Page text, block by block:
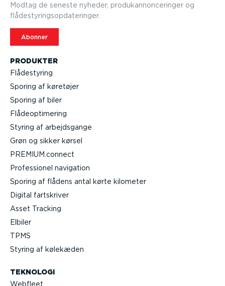
PRODUKTER
Flådestyring
Sporing af køretøjer
Sporing af biler
Flåde­op­ti­mering
Styring af arbejds­gange
Grøn og sikker kørsel
PREMIUM.connect
Profes­sionel navigation
Sporing af flådens antal kørte kilometer
Digital fartskriver
Asset Tracking
Elbiler
TPMS
Styring af kølekæden
TEKNOLOGI
Webfleet
Modtag de seneste nyheder, produkan­non­ce­ringer og
flådesty­rings­op­da­te­ringer.
Abonner